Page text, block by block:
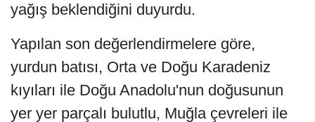
yağış beklendiğini duyurdu.
Yapılan son değerlendirmelere göre,
yurdun batısı, Orta ve Doğu Karadeniz
kıyıları ile Doğu Anadolu'nun doğusunun
yer yer parçalı bulutlu, Muğla çevreleri ile